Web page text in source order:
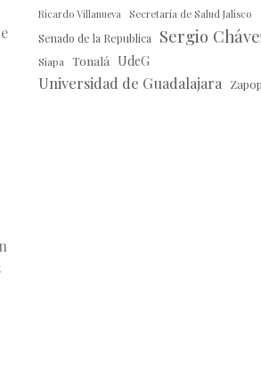
Ricardo Villanueva Secretaría de Salud Jalisco
Senado de la Republica Sergio
Siapa Tonalá UdeG
Universidad de Guadalajara